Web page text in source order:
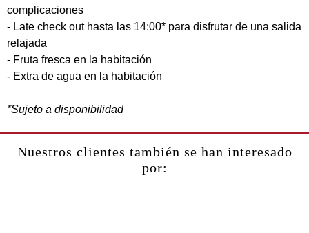
complicaciones
- Late check out hasta las 14:00* para disfrutar de una salida
relajada
- Fruta fresca en la habitación
- Extra de agua en la habitación
*Sujeto a disponibilidad
Nuestros clientes también se han interesado
por: